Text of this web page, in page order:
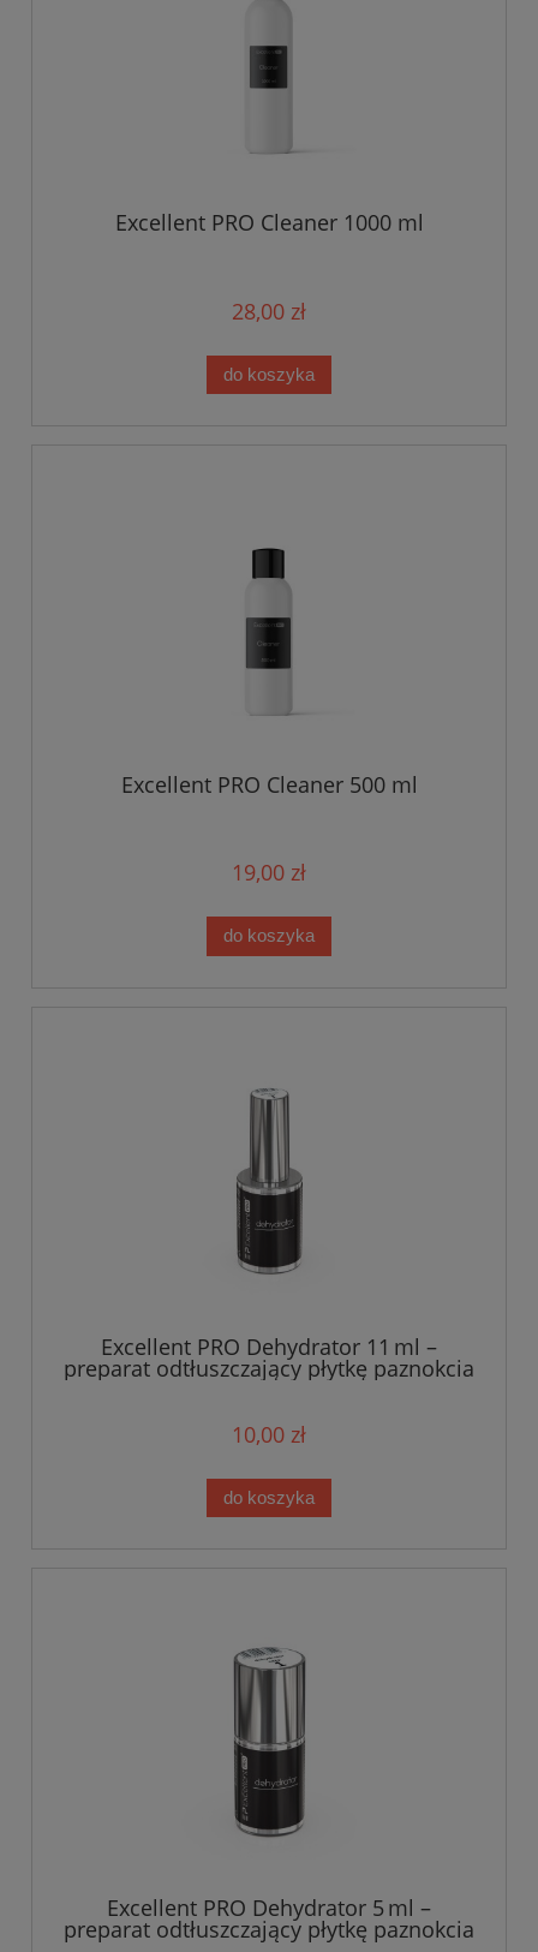
Excellent PRO Cleaner 1000 ml
28,00 zł
do koszyka
Excellent PRO Cleaner 500 ml
19,00 zł
do koszyka
Excellent PRO Dehydrator 11 ml –
preparat odtłuszczający płytkę paznokcia
10,00 zł
do koszyka
Excellent PRO Dehydrator 5 ml –
preparat odtłuszczający płytkę paznokcia